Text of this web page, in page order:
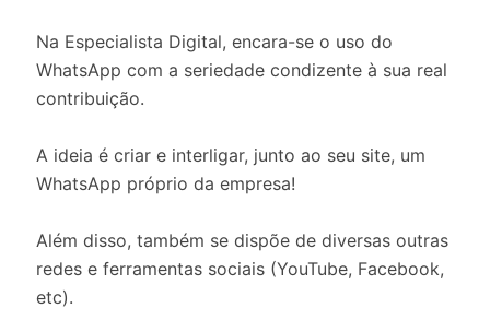
Na Especialista Digital, encara-se o uso do
WhatsApp com a seriedade condizente à sua real
contribuição.
A ideia é criar e interligar, junto ao seu site, um
WhatsApp próprio da empresa!
Além disso, também se dispõe de diversas outras
redes e ferramentas sociais (YouTube, Facebook,
etc).